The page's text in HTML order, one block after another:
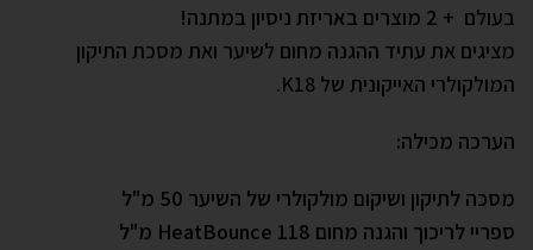
בעולם + 2 מוצרים באריזת ניסיון במתנה!
מציגים את עתיד ההגנה מחום לשיער ואת מסכת התיקון
המולקולרי האייקונית של K18.
הערכה מכילה:
מסכה לתיקון ושיקום מולקולרי של השיער 50 מ"ל
ספריי לריכוך והגנה מחום HeatBounce 118 מ"ל